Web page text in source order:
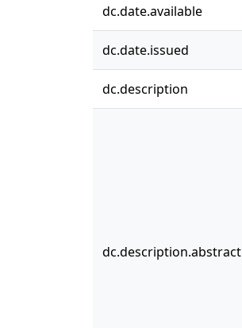
dc.date.available
dc.date.issued
dc.description
dc.description.abstract